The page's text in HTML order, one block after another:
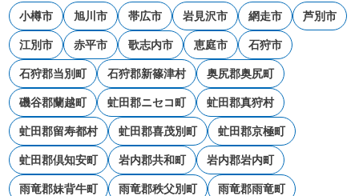
小樽市 旭川市 帯広市 岩見沢市 網走市 芦別市
江別市 赤平市 歌志内市 恵庭市 石狩市
石狩郡当別町 石狩郡新篠津村 奥尻郡奥尻町
磯谷郡蘭越町 虻田郡ニセコ町 虻田郡真狩村
虻田郡留寿都村 虻田郡喜茂別町 虻田郡京極町
虻田郡倶知安町 岩内郡共和町 岩内郡岩内町
雨竜郡妹背牛町 雨竜郡秩父別町 雨竜郡雨竜町